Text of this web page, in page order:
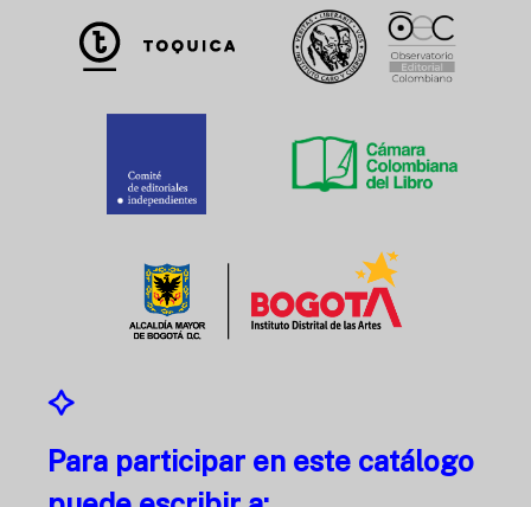
Para participar en este catálogo